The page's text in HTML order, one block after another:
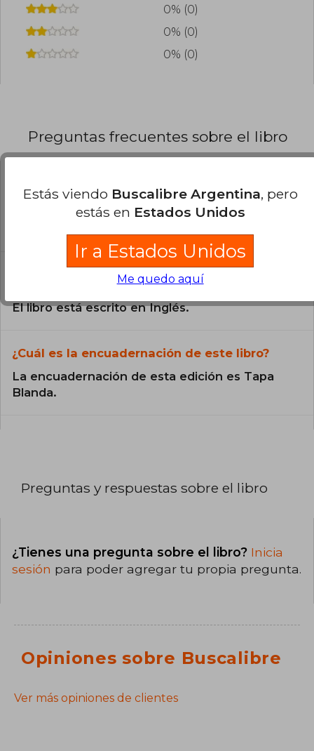
0% (0)
0% (0)
0% (0)
Preguntas frecuentes sobre el libro
¿El libro es original?
Todos los libros de nuestro
¿En qué Idioma está escrito el
El libro está escrito en Inglés.
¿Cuál es la encuadernación de este libro?
La encuadernación de esta edición es Tapa
Blanda.
Preguntas y respuestas sobre el libro
¿Tienes una pregunta sobre el libro? Inicia
sesión para poder agregar tu propia pregunta.
Opiniones sobre Buscalibre
Ver más opiniones de clientes
Estás viendo Buscalibre Argentina, pero
estás en Estados Unidos
Ir a Estados Unidos
Me quedo aquí